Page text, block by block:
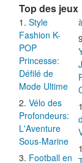
Top des jeux
Style
Fashion K-
POP
Princesse:
Défilé de
Mode Ultime
Vélo des
Profondeurs:
L'Aventure
Sous-Marine
Football en